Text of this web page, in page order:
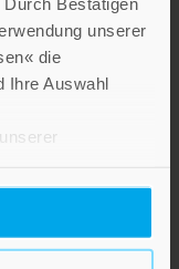
unserer
die
Ihre Auswahl